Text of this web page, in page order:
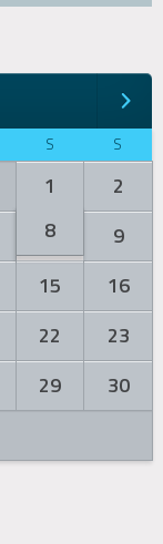
S S
1
2
8
9
15
16
22
23
29
30